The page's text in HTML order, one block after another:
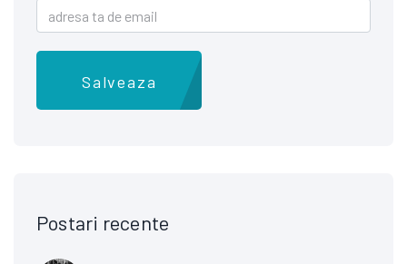
Salveaza
Postari recente